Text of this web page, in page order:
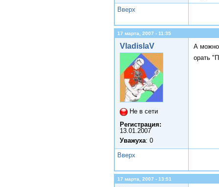
Вверх
17 марта, 2007 - 11:35
VladislaV
Не в сети
Регистрация:
13.01.2007
Уважуха: 0
А можно
орать
Вверх
17 марта, 2007 - 13:51